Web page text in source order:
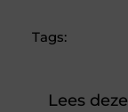
Tags:
Lees deze